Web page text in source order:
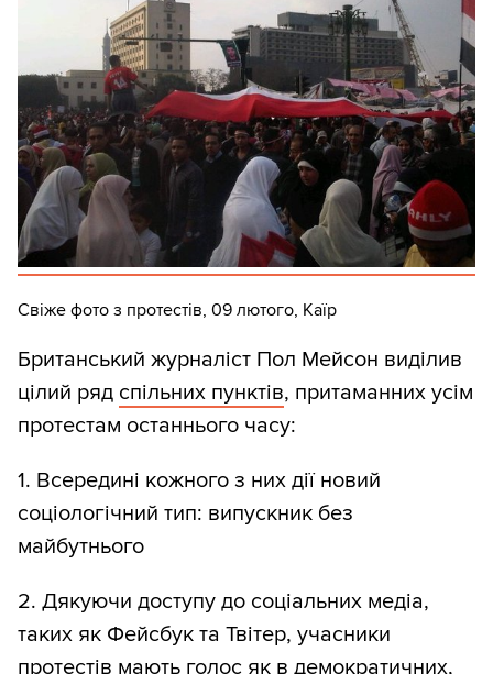
Свіже фото з протестів, 09 лютого, Каїр
Британський журналіст Пол Мейсон виділив
цілий ряд спільних пунктів, притаманних усім
протестам останнього часу:
1. Всередині кожного з них дії новий
соціологічний тип: випускник без
майбутнього
2. Дякуючи доступу до соціальних медіа,
таких як Фейсбук та Твітер, учасники
протестів мають голос як в демократичних,